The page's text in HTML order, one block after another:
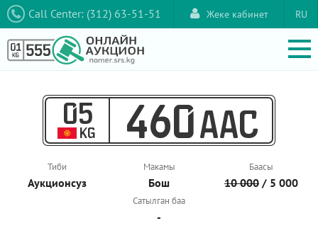
Call Center: (312) 63-51-51 RU
Жеке кабинет
05
KG 460 AAC
Тиби
Аукционcуз
Макамы
Бош
Баасы
10 000 / 5 000
Сатылган баа
-